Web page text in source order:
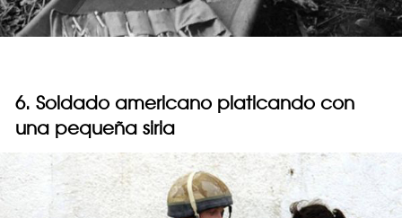
6. Soldado americano platicando con
una pequeña siria